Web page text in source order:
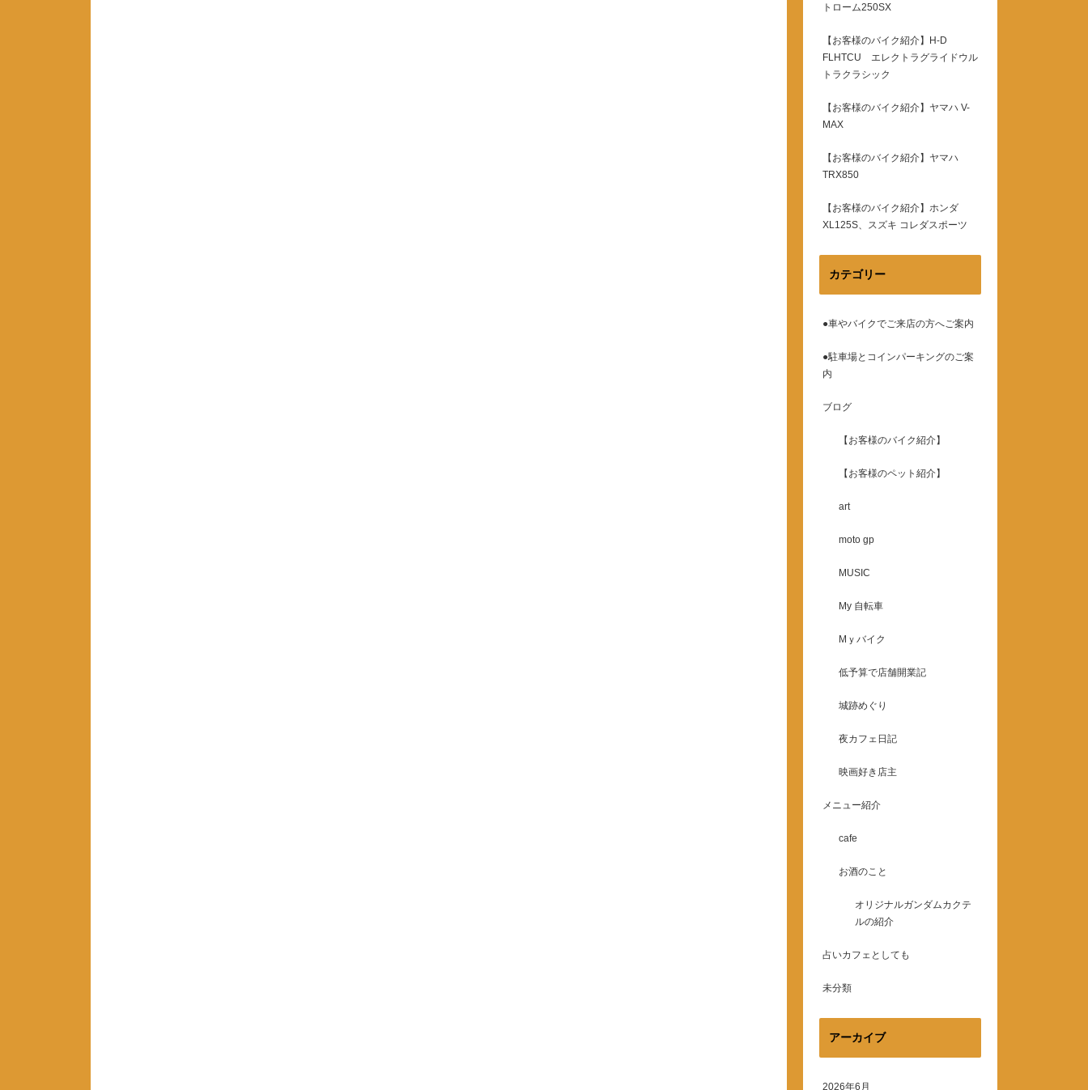
トローム250SX
【お客様のバイク紹介】H-D
FLHTCU エレクトラグライドウル
トラクラシック
【お客様のバイク紹介】ヤマハ V-
MAX
【お客様のバイク紹介】ヤマハ
TRX850
【お客様のバイク紹介】ホンダ
XL125S、スズキ コレダスポーツ
カテゴリー
●車やバイクでご来店の方へご案内
●駐車場とコインパーキングのご案
内
ブログ
【お客様のバイク紹介】
【お客様のペット紹介】
art
moto gp
MUSIC
My 自転車
Mｙバイク
低予算で店舗開業記
城跡めぐり
夜カフェ日記
映画好き店主
メニュー紹介
cafe
お酒のこと
オリジナルガンダムカクテ
ルの紹介
占いカフェとしても
未分類
アーカイブ
2026年6月